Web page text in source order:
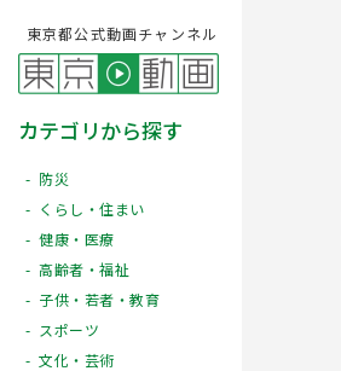
東京都公式動画チャンネル
カテゴリから探す
防災
くらし・住まい
健康・医療
高齢者・福祉
子供・若者・教育
スポーツ
文化・芸術